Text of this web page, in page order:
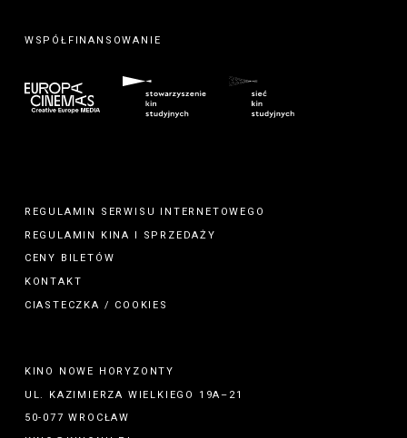
WSPÓŁFINANSOWANIE
REGULAMIN SERWISU INTERNETOWEGO
REGULAMIN KINA I
SPRZEDAŻY
CENY BILETÓW
KONTAKT
CIASTECZKA / COOKIES
KINO NOWE HORYZONTY
UL. KAZIMIERZA WIELKIEGO 19A–21
50-077 WROCŁAW